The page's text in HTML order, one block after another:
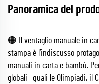
Panoramica del
🟠 Il ventaglio manuale in
stampa è l’indiscusso
manuali in carta e bambù.
globali—quali le Olimpiadi, il